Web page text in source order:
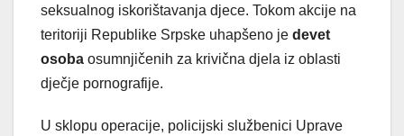
seksualnog iskorištavanja djece. Tokom akcije na
teritoriji Republike Srpske uhapšeno je devet
osoba osumnjičenih za krivična djela iz oblasti
dječje pornografije.
U sklopu operacije, policijski službenici Uprave